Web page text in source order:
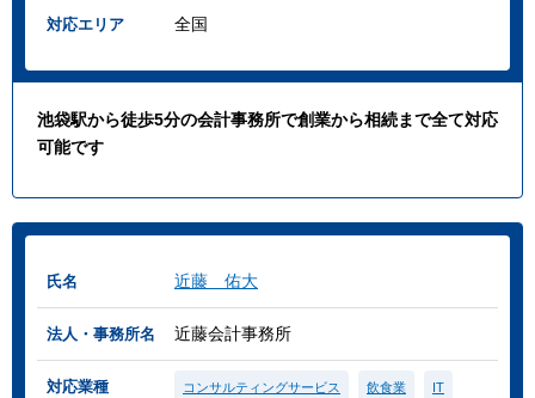
対応エリア 全国
池袋駅から徒歩5分の会計事務所で創業から相続まで全て対応
可能です
氏名 近藤 佑大
法人・事務所名 近藤会計事務所
対応業種 コンサルティングサービス 飲食業 IT